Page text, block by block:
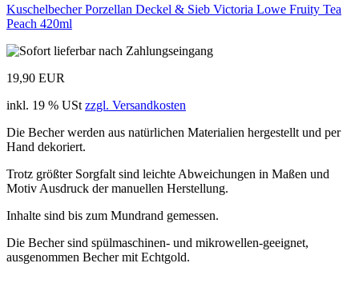
Kuschelbecher Porzellan Deckel & Sieb Victoria Lowe Fruity Tea
Peach 420ml
19,90 EUR
inkl. 19 % USt zzgl. Versandkosten
Die Becher werden aus natürlichen Materialien hergestellt und per
Hand dekoriert.
Trotz größter Sorgfalt sind leichte Abweichungen in Maßen und
Motiv Ausdruck der manuellen Herstellung.
Inhalte sind bis zum Mundrand gemessen.
Die Becher sind spülmaschinen- und mikrowellen-geeignet,
ausgenommen Becher mit Echtgold.